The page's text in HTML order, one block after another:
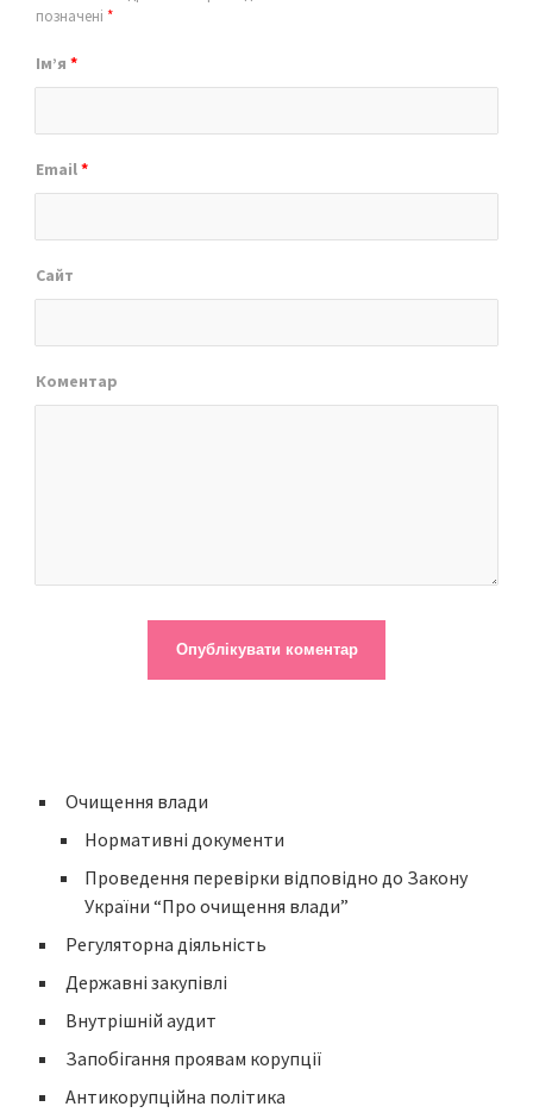
позначені *
Ім’я *
Email*
Сайт
Коментар
Очищення влади
Нормативні документи
Проведення перевірки відповідно до Закону
України “Про очищення влади”
Регуляторна діяльність
Державні закупівлі
Внутрішній аудит
Запобігання проявам корупції
Антикорупційна політика